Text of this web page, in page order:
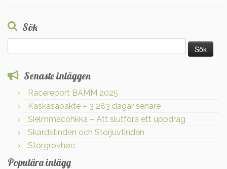
Sök
efter:
Senaste inläggen
Racereport BAMM 2025
Kaskasapakte – 3 283 dagar senare
Sielmmacohkka – Att slutföra ett uppdrag
Skardstinden och Storjuvtinden
Storgrovhøe
Populära inlägg